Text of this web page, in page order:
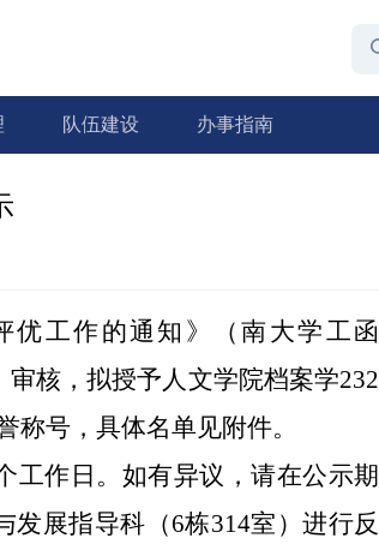
队伍建设 办事指南
优工作的通知》（南大学工函
审核 ，拟授予人文学院档案学232
称号 ， 具体名单见附件。
工作日。如有异议，请在公示期
发展指导科 （6栋314室）进行反